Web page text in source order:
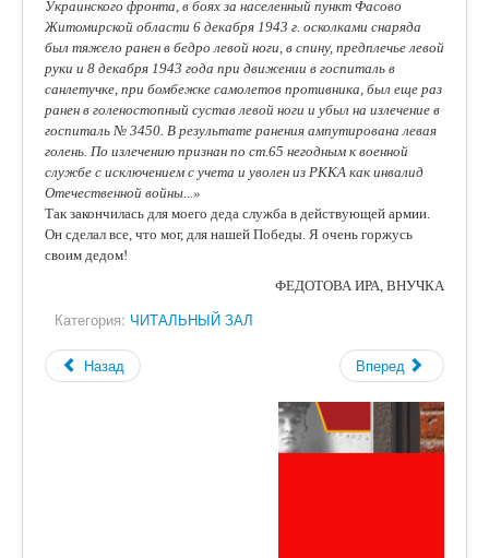
Украинского фронта, в боях за населенный пункт Фасово
Житомирской области 6 декабря 1943 г. осколками снаряда
был тяжело ранен в бедро левой ноги, в спину, предплечье левой
руки и 8 декабря 1943 года при движении в госпиталь в
санлетучке, при бомбежке самолетов противника, был еще раз
ранен в голеностопный сустав левой ноги и убыл на излечение в
госпиталь № 3450. В результате ранения ампутирована левая
голень. По излечению признан по ст.65 негодным к военной
службе с исключением с учета и уволен из РККА как инвалид
Отечественной войны...»
Так закончилась для моего деда служба в действующей армии.
Он сделал все, что мог, для нашей Победы. Я очень горжусь
своим дедом!
ФЕДОТОВА ИРА, ВНУЧКА
Категория: ЧИТАЛЬНЫЙ ЗАЛ
Назад Вперед